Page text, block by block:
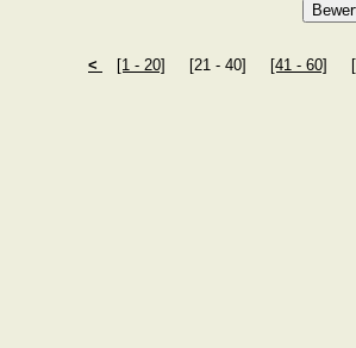
< [1 - 20] [21 - 40] [41 - 60]